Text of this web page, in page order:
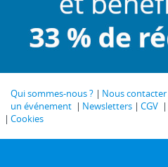
Qui sommes-nous ? Nous contacter
un événement
Newsletters CGV
Cookies